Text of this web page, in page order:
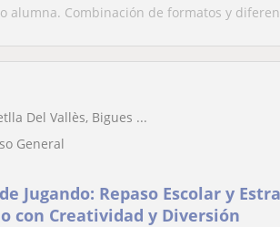
alumna. Combinación de formatos y
Del Vallès, Bigues ...
General
Jugando: Repaso Escolar y
con Creatividad y Diversión